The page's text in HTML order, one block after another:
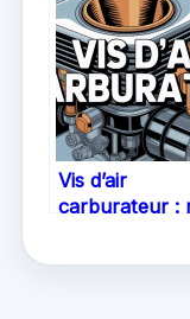
et avis
Vis d’air
carburateur :